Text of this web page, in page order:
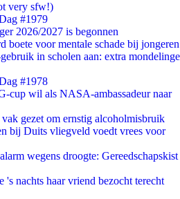
very sfw!)
#1979
2026/2027 is begonnen
boete voor mentale schade bij jongeren
in scholen aan: extra mondelinge
#1978
cup wil als NASA-ambassadeur naar
gezet om ernstig alcoholmisbruik
bij Duits vliegveld voedt vrees voor
wegens droogte: Gereedschapskist
's nachts haar vriend bezocht terecht